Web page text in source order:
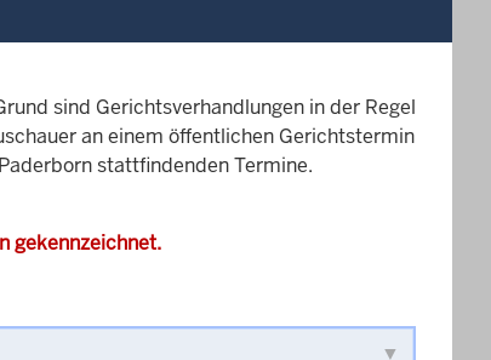
sind Gerichtsverhandlungen in der Regel
an einem öffentlichen Gerichtstermin
stattfindenden Termine.
gekennzeichnet.